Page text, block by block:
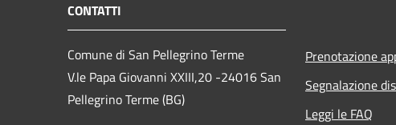
CONTATTI
Comune di San Pellegrino Terme
V.le Papa Giovanni XXIII,20 -24016 San
Pellegrino Terme (BG)
Prenotazione
Segnalazione
Leggi le FAQ